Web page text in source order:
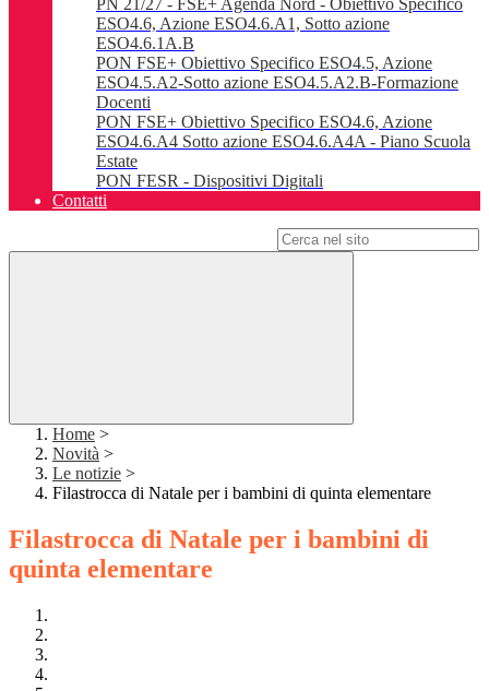
PN 21/27 - FSE+ Agenda Nord - Obiettivo Specifico
ESO4.6, Azione ESO4.6.A1, Sotto azione
ESO4.6.1A.B
PON FSE+ Obiettivo Specifico ESO4.5, Azione
ESO4.5.A2-Sotto azione ESO4.5.A2.B-Formazione
Docenti
PON FSE+ Obiettivo Specifico ESO4.6, Azione
ESO4.6.A4 Sotto azione ESO4.6.A4A - Piano Scuola
Estate
PON FESR - Dispositivi Digitali
Contatti
Home >
Novità >
Le notizie >
Filastrocca di Natale per i bambini di quinta elementare
Filastrocca di Natale per i bambini di
quinta elementare